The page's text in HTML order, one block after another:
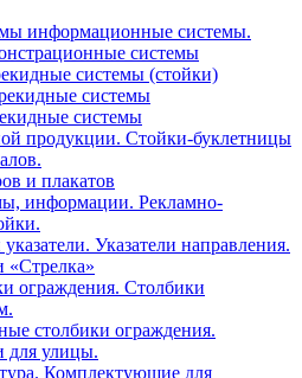
информационные системы.
системы
системы (стойки)
системы
системы
продукции. Стойки-буклетницы
и плакатов
информации. Рекламно-
Указатели направления.
«Стрелка»
ограждения. Столбики
столбики ограждения.
для улицы.
Комплектующие для